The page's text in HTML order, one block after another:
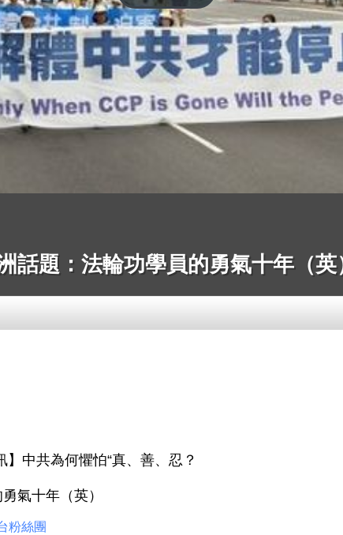
話題：法輪功學員的勇氣十年（英
】中共為何懼怕“真、善、忍？
氣十年（英）
粉絲團